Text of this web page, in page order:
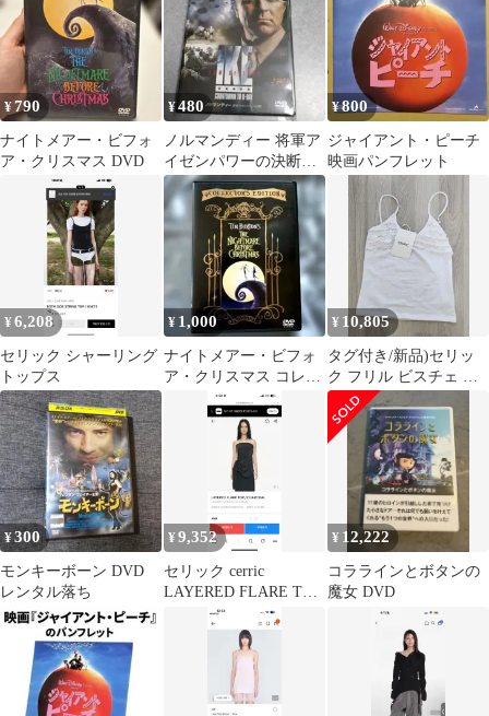
¥790
ナイトメアー・ビフォ
ア・クリスマス DVD
¥480
ノルマンディー 将軍ア
イゼンパワーの決断
DVD
¥800
ジャイアント・ピーチ
映画パンフレット
¥6,208
セリック シャーリング
トップス
¥ 1,000
ナイトメアー・ビフォ
ア・クリスマス コレク
ターズ・エディション
('93米)〈2…
¥ 10,805
タグ付き/新品)セリッ
ク フリル ビスチェ ス
リーブレスTシャツ(白)
¥300
モンキーボーン DVD
レンタル落ち
¥9,352
セリック cerric
LAYERED FLARE TOP
/ CHARCOAL
¥ 12,222
コララインとボタンの
魔女 DVD